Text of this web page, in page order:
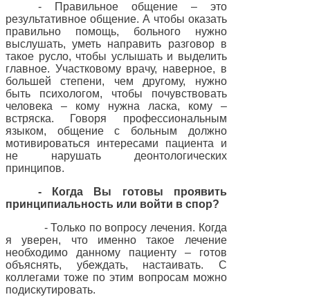
- Правильное общение – это
результативное общение. А чтобы оказать
правильно помощь, больного нужно
выслушать, уметь направить разговор в
такое русло, чтобы услышать и выделить
главное. Участковому врачу, наверное, в
большей степени, чем другому, нужно
быть психологом, чтобы почувствовать
человека – кому нужна ласка, кому –
встряска. Говоря профессиональным
языком, общение с больным должно
мотивироваться интересами пациента и
не нарушать деонтологических
принципов.
- Когда Вы готовы проявить
принципиальность или войти в спор?
- Только по вопросу лечения. Когда
я уверен, что именно такое лечение
необходимо данному пациенту – готов
объяснять, убеждать, настаивать. С
коллегами тоже по этим вопросам можно
подискутировать.